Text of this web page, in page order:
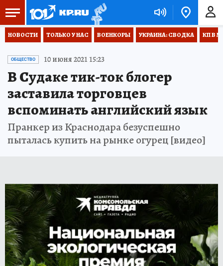
НОВОСТИ ТОЛЬКО У НАС ВОЕНКОРЫ УКРАИНА: СВОДКА КП В
ОБЩЕСТВО 10 июня 2021 15:23
В Судаке тик-ток блогер
заставила торговцев
вспоминать английский язык
Пранкер из Краснодара безуспешно
пыталась купить на рынке огурец [видео]